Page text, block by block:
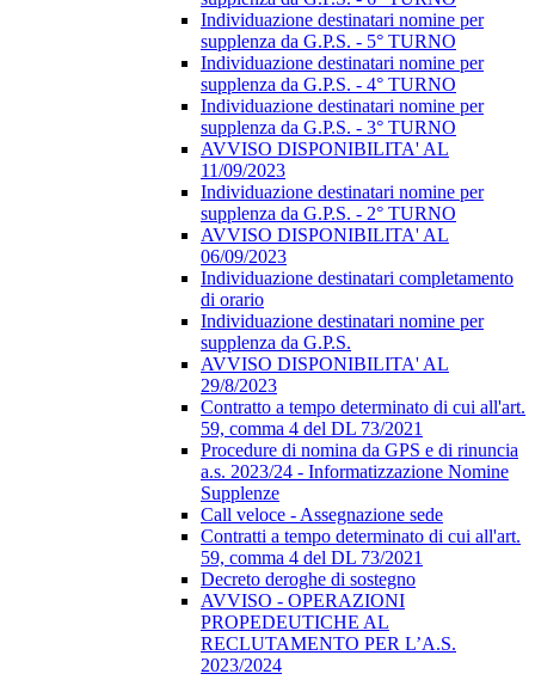
Individuazione destinatari nomine per
supplenza da G.P.S. - 5° TURNO
Individuazione destinatari nomine per
supplenza da G.P.S. - 4° TURNO
Individuazione destinatari nomine per
supplenza da G.P.S. - 3° TURNO
AVVISO DISPONIBILITA' AL
11/09/2023
Individuazione destinatari nomine per
supplenza da G.P.S. - 2° TURNO
AVVISO DISPONIBILITA' AL
06/09/2023
Individuazione destinatari completamento
di orario
Individuazione destinatari nomine per
supplenza da G.P.S.
AVVISO DISPONIBILITA' AL
29/8/2023
Contratto a tempo determinato di cui all'art.
59, comma 4 del DL 73/2021
Procedure di nomina da GPS e di rinuncia
a.s. 2023/24 - Informatizzazione Nomine
Supplenze
Call veloce - Assegnazione sede
Contratti a tempo determinato di cui all'art.
59, comma 4 del DL 73/2021
Decreto deroghe di sostegno
AVVISO - OPERAZIONI
PROPEDEUTICHE AL
RECLUTAMENTO PER L’A.S.
2023/2024